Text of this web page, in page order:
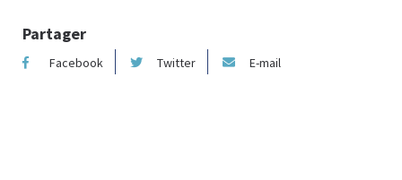
Partager
Facebook Twitter E-mail